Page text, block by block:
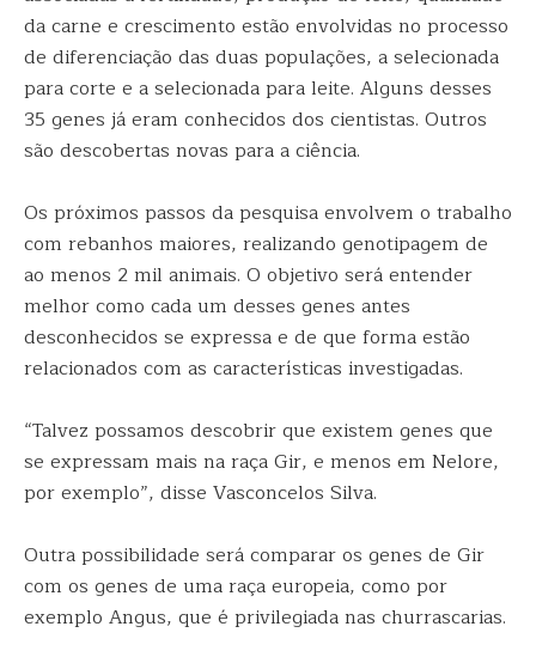
da carne e crescimento estão envolvidas no processo
de diferenciação das duas populações, a selecionada
para corte e a selecionada para leite. Alguns desses
35 genes já eram conhecidos dos cientistas. Outros
são descobertas novas para a ciência.
Os próximos passos da pesquisa envolvem o trabalho
com rebanhos maiores, realizando genotipagem de
ao menos 2 mil animais. O objetivo será entender
melhor como cada um desses genes antes
desconhecidos se expressa e de que forma estão
relacionados com as características investigadas.
“Talvez possamos descobrir que existem genes que
se expressam mais na raça Gir, e menos em Nelore,
por exemplo”, disse Vasconcelos Silva.
Outra possibilidade será comparar os genes de Gir
com os genes de uma raça europeia, como por
exemplo Angus, que é privilegiada nas churrascarias.